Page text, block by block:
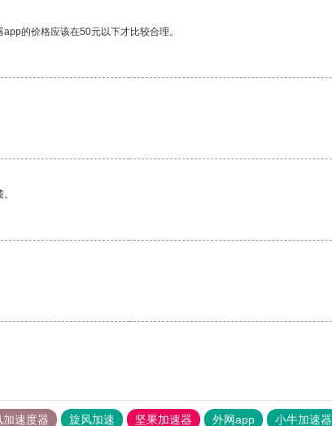
的价格应该在50元以下才比较合理。
加速度器 旋风加速 坚果加速器 外网app 小牛加速器